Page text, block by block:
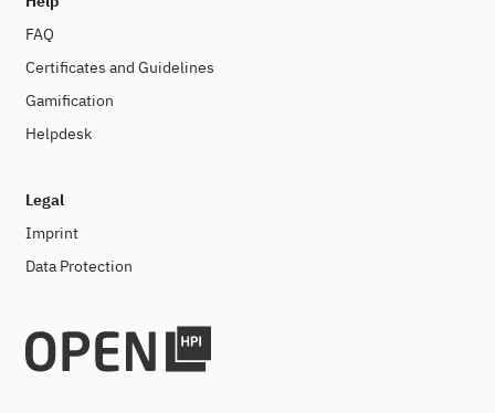
FAQ
Certificates and Guidelines
Gamification
Helpdesk
Legal
Imprint
Data Protection